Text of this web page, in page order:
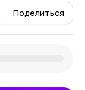
Поделиться